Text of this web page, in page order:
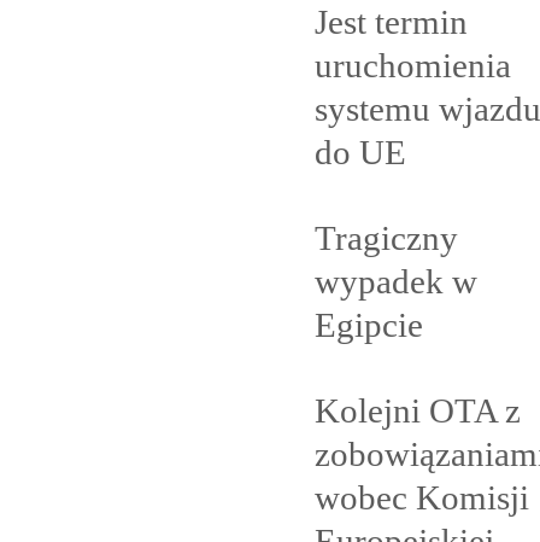
Jest termin
uruchomienia
systemu wjazdu
do UE
Tragiczny
wypadek w
Egipcie
Kolejni OTA z
wobec Komisji